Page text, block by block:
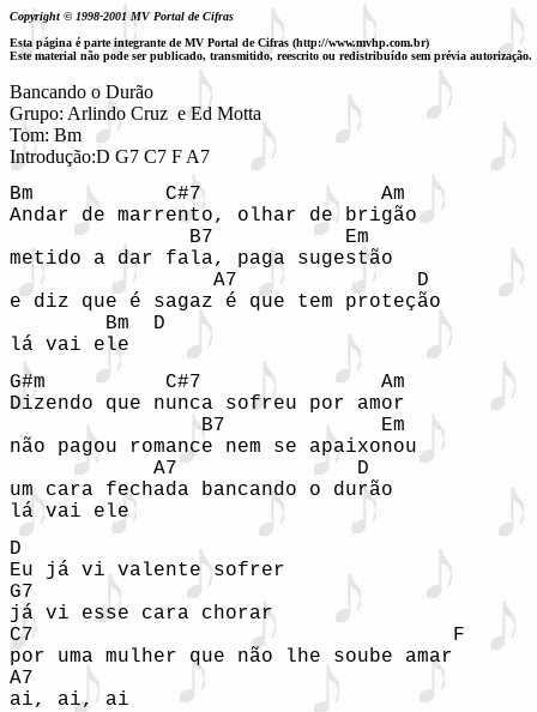
Copyright © 1998-2001 MV Portal de Cifras
Esta página é parte integrante de MV Portal de Cifras (http://www.mvhp.com.br)
Este material não pode ser publicado, transmitido, reescrito ou redistribuído sem prévia autorização.
Bancando o Durão
Grupo: Arlindo Cruz  e Ed Motta
Tom: Bm
Bm           C#7               Am
Andar de marrento, olhar de brigão
               B7           Em
metido a dar fala, paga sugestão
                 A7               D
e diz que é sagaz é que tem proteção
        Bm  D
lá vai ele
G#m          C#7               Am
Dizendo que nunca sofreu por amor
                B7             Em
não pagou romance nem se apaixonou
            A7               D
um cara fechada bancando o durão
lá vai ele
D
Eu já vi valente sofrer
G7
já vi esse cara chorar
C7                                   F
por uma mulher que não lhe soube amar
A7
ai, ai, ai